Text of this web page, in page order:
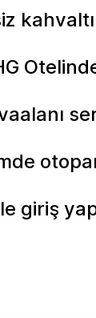
giriş